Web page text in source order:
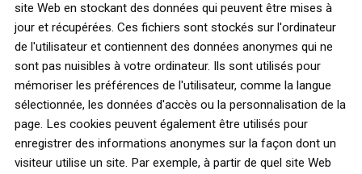
site Web en stockant des données qui peuvent être mises à
jour et récupérées. Ces fichiers sont stockés sur l'ordinateur
de l'utilisateur et contiennent des données anonymes qui ne
sont pas nuisibles à votre ordinateur. Ils sont utilisés pour
mémoriser les préférences de l'utilisateur, comme la langue
sélectionnée, les données d'accès ou la personnalisation de la
page. Les cookies peuvent également être utilisés pour
enregistrer des informations anonymes sur la façon dont un
visiteur utilise un site. Par exemple, à partir de quel site Web